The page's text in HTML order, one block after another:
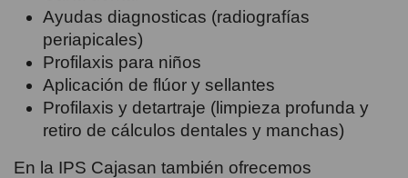
Ayudas diagnosticas (radiografías
periapicales)
Profilaxis para niños
Aplicación de flúor y sellantes
Profilaxis y detartraje (limpieza profunda y
retiro de cálculos dentales y manchas)
En la IPS Cajasan también ofrecemos